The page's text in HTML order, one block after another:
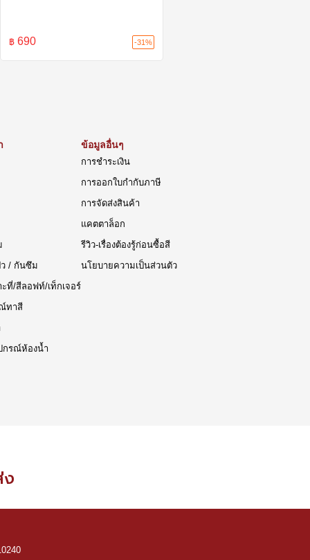
฿ 690 -31%
/ กันซึม
ที่/สีลอฟท์/เท็กเจอร์
ทาสี
รณ์ห้องน้ำ
ข้อมูลอื่นๆ
การชำระเงิน
การออกใบกำกับภาษี
การจัดส่งสินค้า
แคตตาล็อก
รีวิว-เรื่องต้องรู้ก่อนซื้อสี
นโยบายความเป็นส่วนตัว